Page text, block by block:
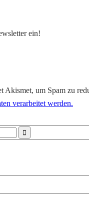
ein!
Akismet, um Spam zu
verarbeitet werden.